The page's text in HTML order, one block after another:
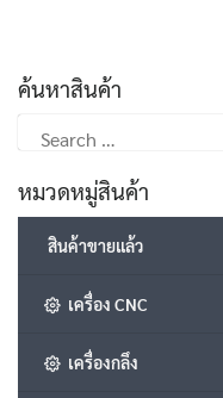
ค้นหาสินค้า
for:
หมวดหมู่สินค้า
สินค้าขายแล้ว
เครื่อง CNC
เครื่องกลึง